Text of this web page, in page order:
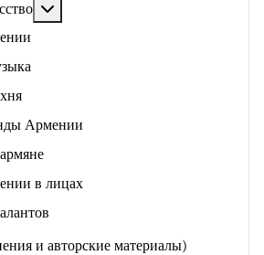
Армении
в лицах
и авторские материалы)